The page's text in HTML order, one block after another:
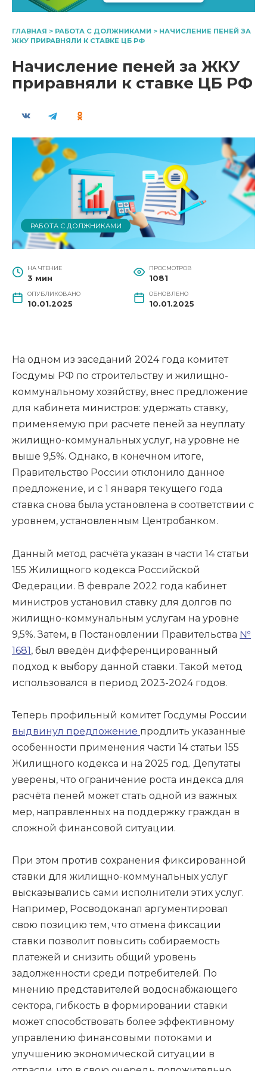
ГЛАВНАЯ > РАБОТА С ДОЛЖНИКАМИ > НАЧИСЛЕНИЕ ПЕНЕЙ ЗА
ЖКУ ПРИРАВНЯЛИ К СТАВКЕ ЦБ РФ
Начисление пеней за ЖКУ
приравняли к ставке ЦБ РФ
РАБОТА С ДОЛЖНИКАМИ
НА ЧТЕНИЕ
3 мин
ПРОСМОТРОВ
1081
ОПУБЛИКОВАНО
10.01.2025
ОБНОВЛЕНО
10.01.2025
На одном из заседаний 2024 года комитет
Госдумы РФ по строительству и жилищно-
коммунальному хозяйству, внес предложение
для кабинета министров: удержать ставку,
применяемую при расчете пеней за неуплату
жилищно-коммунальных услуг, на уровне не
выше 9,5%. Однако, в конечном итоге,
Правительство России отклонило данное
предложение, и с 1 января текущего года
ставка снова была установлена в соответствии с
уровнем, установленным Центробанком.
Данный метод расчёта указан в части 14 статьи
155 Жилищного кодекса Российской
Федерации. В феврале 2022 года кабинет
министров установил ставку для долгов по
жилищно-коммунальным услугам на уровне
9,5%. Затем, в Постановлении Правительства №
1681, был введён дифференцированный
подход к выбору данной ставки. Такой метод
использовался в период 2023-2024 годов.
Теперь профильный комитет Госдумы России
выдвинул предложение продлить указанные
особенности применения части 14 статьи 155
Жилищного кодекса и на 2025 год. Депутаты
уверены, что ограничение роста индекса для
расчёта пеней может стать одной из важных
мер, направленных на поддержку граждан в
сложной финансовой ситуации.
При этом против сохранения фиксированной
ставки для жилищно-коммунальных услуг
высказывались сами исполнители этих услуг.
Например, Росводоканал аргументировал
свою позицию тем, что отмена фиксации
ставки позволит повысить собираемость
платежей и снизить общий уровень
задолженности среди потребителей. По
мнению представителей водоснабжающего
сектора, гибкость в формировании ставки
может способствовать более эффективному
управлению финансовыми потоками и
улучшению экономической ситуации в